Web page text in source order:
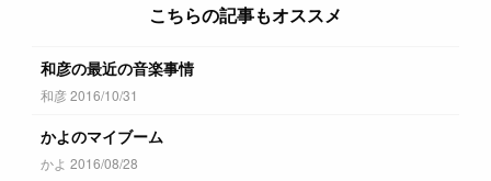
こちらの記事もオススメ
和彦の最近の音楽事情
和彦 2016/10/31
かよのマイブーム
かよ 2016/08/28